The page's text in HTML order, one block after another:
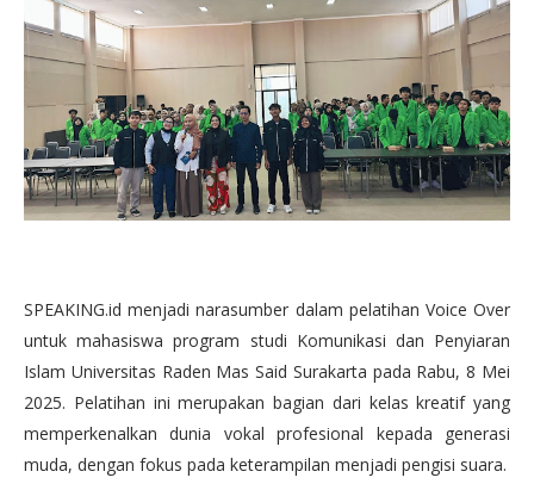
SPEAKING.id menjadi narasumber dalam pelatihan Voice Over
untuk mahasiswa program studi Komunikasi dan Penyiaran
Islam Universitas Raden Mas Said Surakarta pada Rabu, 8 Mei
2025. Pelatihan ini merupakan bagian dari kelas kreatif yang
memperkenalkan dunia vokal profesional kepada generasi
muda, dengan fokus pada keterampilan menjadi pengisi suara.